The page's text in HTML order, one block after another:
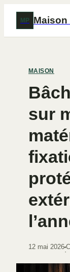
MP Maison
MAISON
sur
12 mai 2026
·